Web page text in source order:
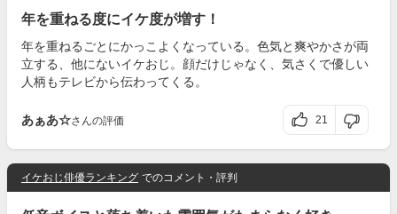
年を重ねる度にイケ度が増す！
年を重ねるごとにかっこよくなっている。色気と爽やかさが両
立する、他にないイケおじ。顔だけじゃなく、気さくで優しい
人柄もテレビから伝わってくる。
あぁあ☆さんの評価 21
イケおじ俳優ランキング でのコメント・評判